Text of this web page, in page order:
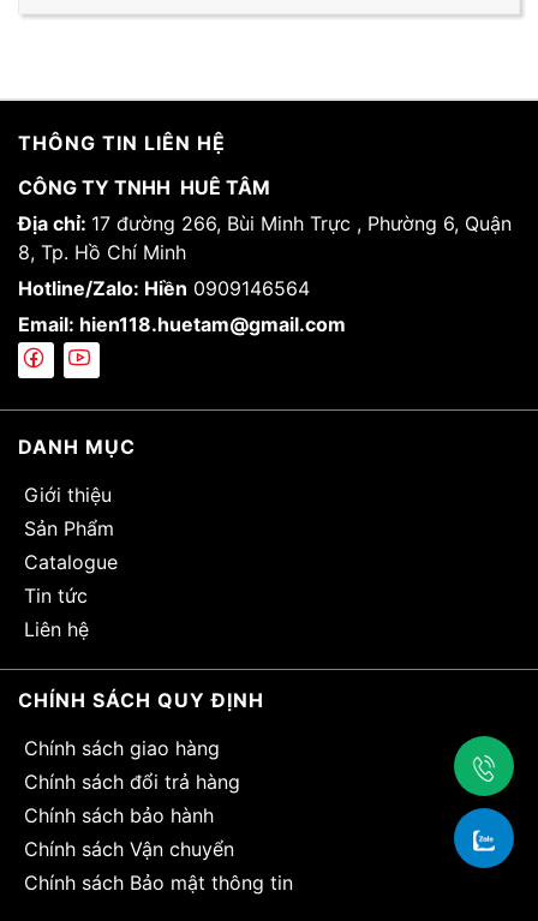
THÔNG TIN LIÊN HỆ
CÔNG TY TNHH HUÊ TÂM
Địa chỉ: 17 đường 266, Bùi Minh Trực , Phường 6, Quận
8, Tp. Hồ Chí Minh
Hotline/Zalo: Hiền 0909146564
Email: hien118.huetam@gmail.com
DANH MỤC
Giới thiệu
Sản Phẩm
Catalogue
Tin tức
Liên hệ
CHÍNH SÁCH QUY ĐỊNH
Chính sách giao hàng
Chính sách đổi trả hàng
Chính sách bảo hành
Chính sách Vận chuyển
Chính sách Bảo mật thông tin